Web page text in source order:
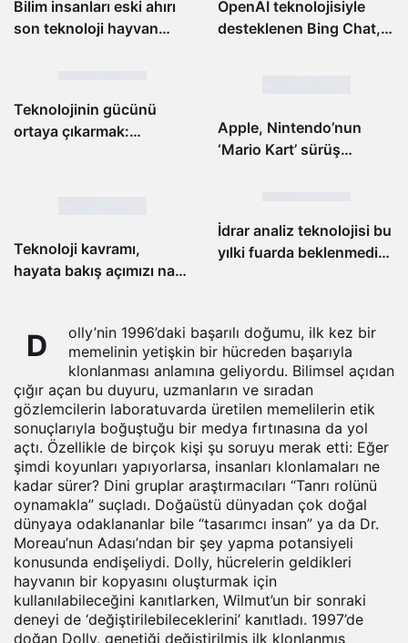
Bilim insanları eski ahırı
son teknoloji hayvan
OpenAI teknolojisiyle
desteklenen Bing Chat,
Teknolojinin gücünü
ortaya çıkarmak:
Apple, Nintendo’nun
‘Mario Kart’ sürüş
Teknoloji kavramı,
hayata bakış açımızı nasıl
İdrar analiz teknolojisi bu
yılki fuarda beklenmedik
D
olly’nin 1996’daki başarılı doğumu, ilk kez bir
memelinin yetişkin bir hücreden başarıyla
klonlanması anlamına geliyordu. Bilimsel açıdan
çığır açan bu duyuru, uzmanların ve sıradan
gözlemcilerin laboratuvarda üretilen memelilerin etik
sonuçlarıyla boğuştuğu bir medya fırtınasına da yol
açtı. Özellikle de birçok kişi şu soruyu merak etti: Eğer
şimdi koyunları yapıyorlarsa, insanları klonlamaları ne
kadar sürer? Dini gruplar araştırmacıları “Tanrı rolünü
oynamakla” suçladı. Doğaüstü dünyadan çok doğal
dünyaya odaklananlar bile “tasarımcı insan” ya da Dr.
Moreau’nun Adası’ndan bir şey yapma potansiyeli
konusunda endişeliydi. Dolly, hücrelerin geldikleri
hayvanın bir kopyasını oluşturmak için
kullanılabileceğini kanıtlarken, Wilmut’un bir sonraki
deneyi de ‘değiştirilebileceklerini’ kanıtladı. 1997’de
doğan Dolly, genetiği değiştirilmiş ilk klonlanmış